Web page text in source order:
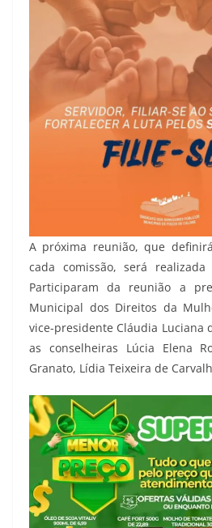
A próxima reunião, que
cada comissão, será
Participaram da reunião a
Municipal dos Direitos da
vice-presidente Cláudia Luciana
as conselheiras Lúcia Elena
Granato, Lídia Teixeira de